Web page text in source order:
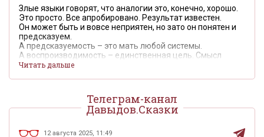
Образование
Спорт
Культура
Lifestyle
Злые языки говорят, что аналогии это, конечно, хорошо.
Это просто. Все апробировано. Результат известен.
Он может быть и вовсе неприятен, но зато он понятен и
предсказуем.
А предсказуемость – это мать любой системы.
А воспроизводимость – единственная цель. Смысл
существования.
Читать дальше
Телеграм-канал
Давыдов.Сказки
12 августа 2025, 11:49